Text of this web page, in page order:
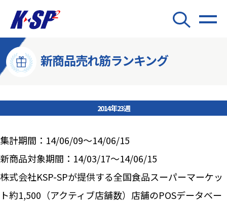
新商品売れ筋ランキング
2014年23週
集計期間：14/06/09～14/06/15
新商品対象期間：14/03/17～14/06/15
株式会社KSP-SPが提供する全国食品スーパーマーケッ
ト約1,500（アクティブ店舗数）店舗のPOSデータベー